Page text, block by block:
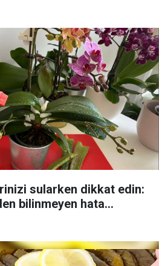
sularken dikkat edin:
bilinmeyen hata...